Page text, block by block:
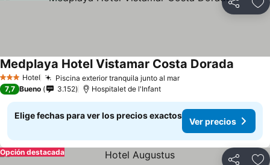
Compartir
3 Estrellas
Hotel Piscina exterior tranquila junto al mar
Medplaya Hotel Vistamar Costa Dorada
7,7 Bueno 3.152 Hospitalet de l'Infant
Elige fechas para ver los precios exactos
Ver precios
Opción destacada